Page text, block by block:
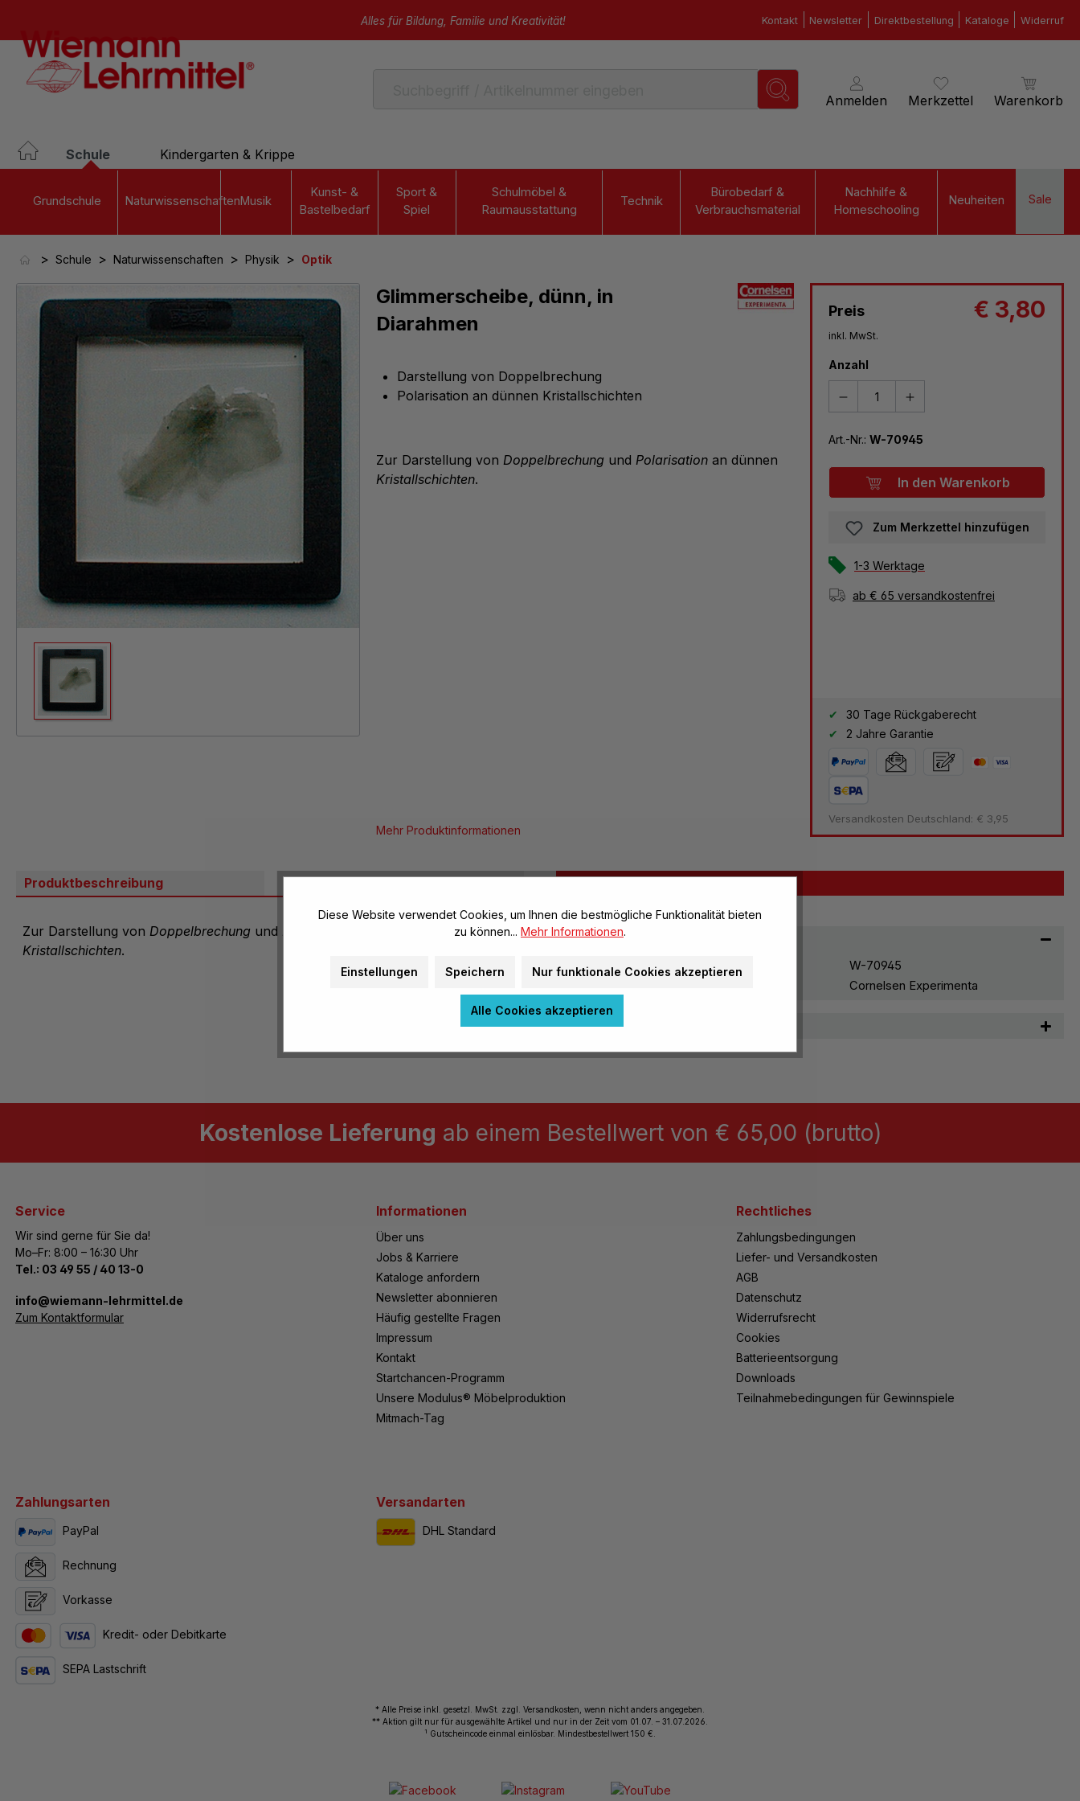
Alles für Bildung, Familie und Kreativität! Kontakt Newsletter Direktbestellung Kataloge Widerruf
Anmelden Merkzettel Warenkorb
Schule Kindergarten & Krippe
Grundschule NaturwissenschaftenMusik
Kunst- &
Bastelbedarf
Sport &
Spiel
Schulmöbel &
Raumausstattung
Technik
Bürobedarf &
Verbrauchsmaterial
Nachhilfe &
Homeschooling
Neuheiten Sale
> Schule > Naturwissenschaften > Physik > Optik
Preis € 3,80
inkl. MwSt.
Anzahl
Art.-Nr.: W-70945
In den Warenkorb
Zum Merkzettel hinzufügen
1-3 Werktage
ab € 65 versandkostenfrei
30 Tage Rückgaberecht
2 Jahre Garantie
Versandkosten Deutschland: € 3,95
Glimmerscheibe, dünn, in
Diarahmen
Darstellung von Doppelbrechung
Polarisation an dünnen Kristallschichten
Zur Darstellung von Doppelbrechung und Polarisation an dünnen
Kristallschichten.
Mehr Produktinformationen
Produktbeschreibung
Zur Darstellung von Doppelbrechung und
Kristallschichten.
Allgemeine Infos
Artikel-Nr.:
W-70945
Cornelsen Experimenta
Herstellerinformationen
Kostenlose Lieferung ab einem Bestellwert von € 65,00 (brutto)
Service
Wir sind gerne für Sie da!
Mo–Fr: 8:00 – 16:30 Uhr
Tel.: 03 49 55 / 40 13-0
­info@wiemann-lehrmittel.de
Zum Kontaktformular
Informationen
Über uns
Jobs & Karriere
Kataloge anfordern
Newsletter abonnieren
Häufig gestellte Fragen
Impressum
Kontakt
Startchancen-Programm
Unsere Modulus® Möbelproduktion
Mitmach-Tag
Rechtliches
Zahlungsbedingungen
Liefer- und Versandkosten
AGB
Datenschutz
Widerrufsrecht
Cookies
Batterieentsorgung
Downloads
Teilnahmebedingungen für Gewinnspiele
Zahlungsarten
PayPal
Rechnung
Vorkasse
Kredit- oder Debitkarte
SEPA Lastschrift
Versandarten
DHL Standard
* Alle Preise inkl. gesetzl. MwSt. zzgl. Versandkosten, wenn nicht anders angegeben.
** Aktion gilt nur für ausgewählte Artikel und nur in der Zeit vom 01.07. – 31.07.2026.
1 Gutscheincode einmal einlösbar. Mindestbestellwert 150 €.
Diese Website verwendet Cookies, um Ihnen die bestmögliche Funktionalität bieten
zu können... Mehr Informationen.
Einstellungen Speichern Nur funktionale Cookies akzeptieren
Alle Cookies akzeptieren